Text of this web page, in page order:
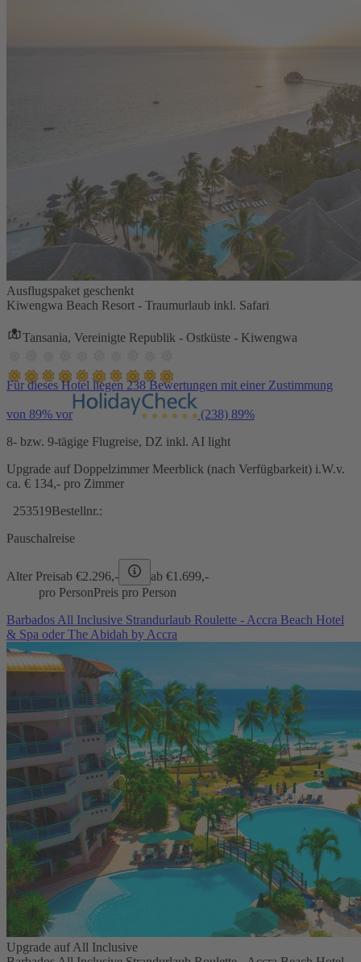
Ausflugspaket geschenkt
Kiwengwa Beach Resort - Traumurlaub inkl. Safari
Tansania, Vereinigte Republik - Ostküste - Kiwengwa
Für dieses Hotel liegen 238 Bewertungen mit einer Zustimmung
von 89% vor (238) 89%
8- bzw. 9-tägige Flugreise, DZ inkl. AI light
Upgrade auf Doppelzimmer Meerblick (nach Verfügbarkeit) i.W.v.
ca. € 134,- pro Zimmer
253519Bestellnr.:
Pauschalreise
Alter Preisab €2.296,- ab €1.699,-
pro PersonPreis pro Person
Barbados All Inclusive Strandurlaub Roulette - Accra Beach Hotel
& Spa oder The Abidah by Accra
Upgrade auf All Inclusive